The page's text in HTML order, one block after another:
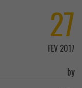
27
FEV 2017
by